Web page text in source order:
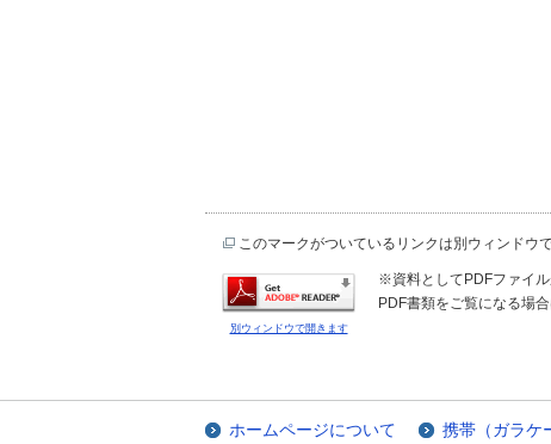
このマークがついているリンクは別ウィンドウ
別ウィンドウで開きます
※資料としてPDFファイル
PDF書類をご覧になる場
ホームページについて 携帯（ガラケ